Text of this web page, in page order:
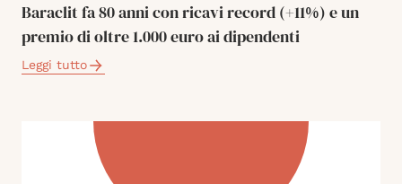
Baraclit fa 80 anni con ricavi record (+11%) e un
premio di oltre 1.000 euro ai dipendenti
Leggi tutto